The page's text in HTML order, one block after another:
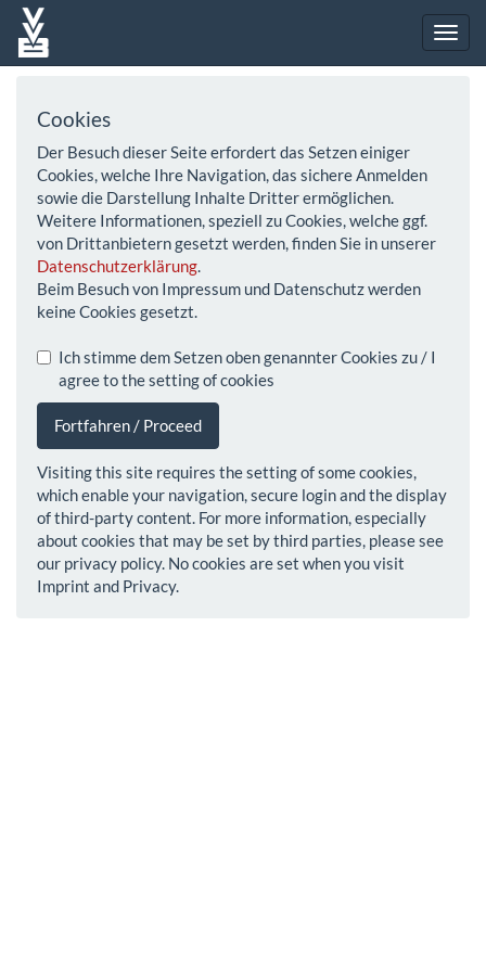
Cookies
Der Besuch dieser Seite erfordert das Setzen einiger
Cookies, welche Ihre Navigation, das sichere Anmelden
sowie die Darstellung Inhalte Dritter ermöglichen.
Weitere Informationen, speziell zu Cookies, welche ggf.
von Drittanbietern gesetzt werden, finden Sie in unserer
Datenschutzerklärung.
Beim Besuch von Impressum und Datenschutz werden
keine Cookies gesetzt.
Ich stimme dem Setzen oben genannter Cookies zu / I
agree to the setting of cookies
Fortfahren / Proceed
Visiting this site requires the setting of some cookies,
which enable your navigation, secure login and the display
of third-party content. For more information, especially
about cookies that may be set by third parties, please see
our privacy policy. No cookies are set when you visit
Imprint and Privacy.